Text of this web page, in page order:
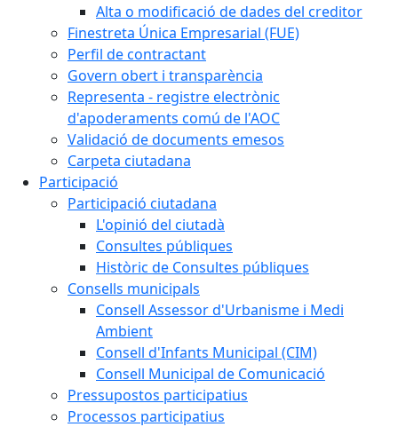
Alta o modificació de dades del creditor
Finestreta Única Empresarial (FUE)
Perfil de contractant
Govern obert i transparència
Representa - registre electrònic
d'apoderaments comú de l'AOC
Validació de documents emesos
Carpeta ciutadana
Participació
Participació ciutadana
L'opinió del ciutadà
Consultes públiques
Històric de Consultes públiques
Consells municipals
Consell Assessor d'Urbanisme i Medi
Ambient
Consell d'Infants Municipal (CIM)
Consell Municipal de Comunicació
Pressupostos participatius
Processos participatius